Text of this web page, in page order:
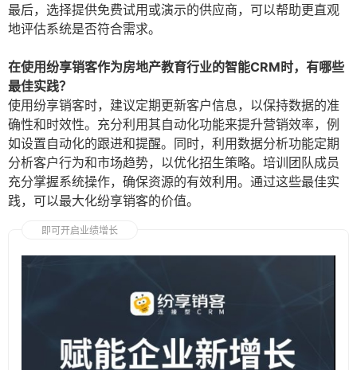
最后，选择提供免费试用或演示的供应商，可以帮助更直观
地评估系统是否符合需求。
在使用纷享销客作为房地产教育行业的智能CRM时，有哪些
最佳实践？
使用纷享销客时，建议定期更新客户信息，以保持数据的准
确性和时效性。充分利用其自动化功能来提升营销效率，例
如设置自动化的跟进和提醒。同时，利用数据分析功能定期
分析客户行为和市场趋势，以优化招生策略。培训团队成员
充分掌握系统操作，确保资源的有效利用。通过这些最佳实
践，可以最大化纷享销客的价值。
即可开启业绩增长